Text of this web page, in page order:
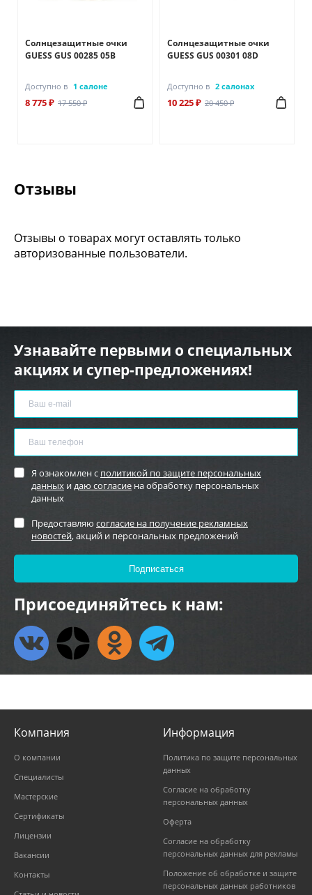
Солнцезащитные очки
GUESS GUS 00285 05B
Доступно в 1 салоне
8 775 ₽ 17 550 ₽
Солнцезащитные очки
GUESS GUS 00301 08D
Доступно в 2 салонах
10 225 ₽ 20 450 ₽
Отзывы
Отзывы о товарах могут оставлять только
авторизованные пользователи.
Узнавайте первыми о специальных
акциях и супер-предложениях!
Я ознакомлен с политикой по защите персональных
данных идаю согласие на обработку персональных
данных
Предоставляю согласие на получение рекламных
новостей, акций и персональных предложений
Присоединяйтесь к нам:
Компания
О компании
Специалисты
Мастерские
Сертификаты
Лицензии
Вакансии
Контакты
Информация
Политика по защите персональных
данных
Согласие на обработку
персональных данных
Оферта
Согласие на обработку
персональных данных для рекламы
Положение об обработке и защите
персональных данных работников